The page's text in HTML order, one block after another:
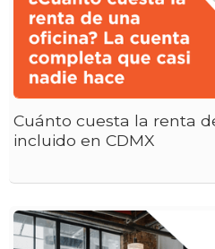
Cuánto cuesta la renta
incluido en CDMX